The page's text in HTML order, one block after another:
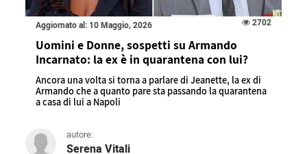
Aggiornato al: 10 Maggio, 2026 2702
Uomini e Donne, sospetti su Armando
Incarnato: la ex è in quarantena con lui?
Ancora una volta si torna a parlare di Jeanette, la ex di
Armando che a quanto pare sta passando la quarantena
a casa di lui a Napoli
autore:
Serena Vitali